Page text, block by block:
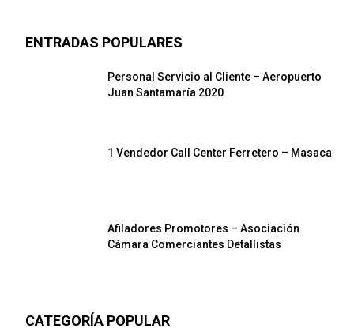
ENTRADAS POPULARES
Personal Servicio al Cliente – Aeropuerto
Juan Santamaría 2020
1 Vendedor Call Center Ferretero – Masaca
Afiladores Promotores – Asociación
Cámara Comerciantes Detallistas
CATEGORÍA POPULAR